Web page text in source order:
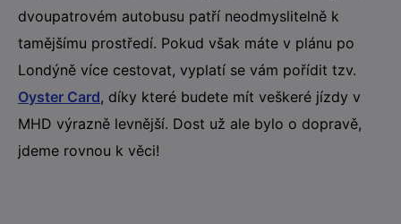
dvoupatrovém autobusu patří neodmyslitelně k
tamějšímu prostředí. Pokud však máte v plánu po
Londýně více cestovat, vyplatí se vám pořídit tzv.
Oyster Card, díky které budete mít veškeré jízdy v
MHD výrazně levnější. Dost už ale bylo o dopravě,
jdeme rovnou k věci!